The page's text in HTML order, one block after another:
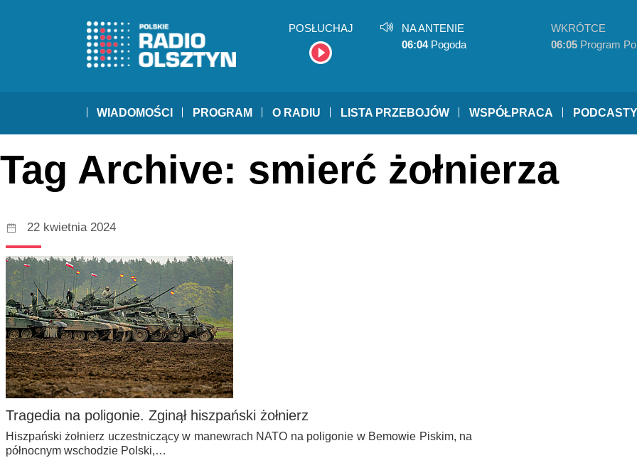
POSŁUCHAJ
NA ANTENIE
06:04Pogoda
WKRÓTCE
06:05 Program
WIADOMOŚCI PROGRAM O RADIU LISTA PRZEBOJÓW WSPÓŁPRACA PODCASTY
Tag Archive: smierć żołnierza
22 kwietnia 2024
Tragedia na poligonie. Zginął hiszpański żołnierz
Hiszpański żołnierz uczestniczący w manewrach NATO na poligonie w Bemowie Piskim, na
północnym wschodzie Polski,…